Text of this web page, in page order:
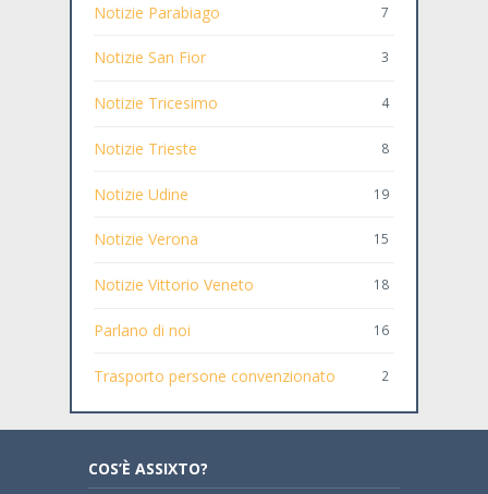
Notizie Parabiago 7
Notizie San Fior 3
Notizie Tricesimo 4
Notizie Trieste 8
Notizie Udine 19
Notizie Verona 15
Notizie Vittorio Veneto 18
Parlano di noi 16
Trasporto persone convenzionato 2
COS’È ASSIXTO?